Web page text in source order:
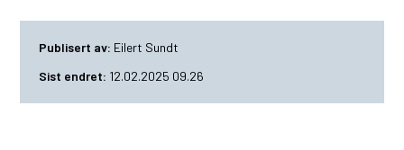
f
t
Publisert av Eilert Sundt
Sist endret 12.02.2025 09.26